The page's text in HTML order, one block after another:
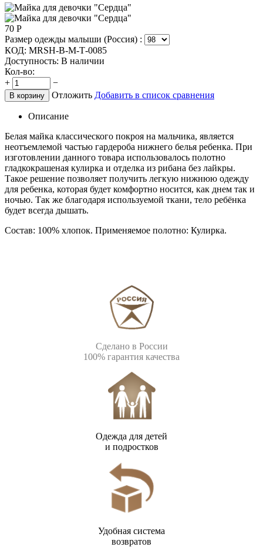
70 Р
Размер одежды малыши (Россия) :
КОД: MRSH-B-M-Т-0085
Доступность: В наличии
Кол-во:
+
−
В корзину Отложить Добавить в список сравнения
Описание
Белая майка классического покроя на мальчика, является
неотъемлемой частью гардероба нижнего белья ребенка. При
изготовлении данного товара использовалось полотно
гладкокрашеная кулирка и отделка из рибана без лайкры.
Такое решение позволяет получить легкую нижнюю одежду
для ребенка, которая будет комфортно носится, как днем так и
ночью. Так же благодаря используемой ткани, тело ребёнка
будет всегда дышать.
Состав: 100% хлопок. Применяемое полотно: Кулирка.
Сделано в России
100% гарантия качества
Одежда для детей
и подростков
Удобная система
возвратов